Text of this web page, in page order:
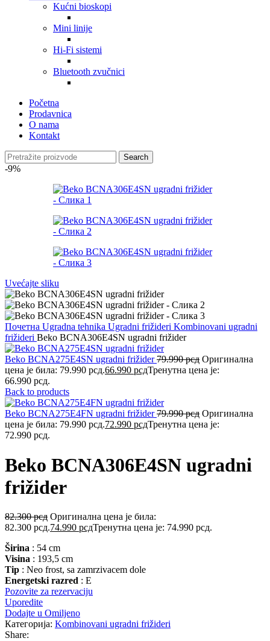
Kućni bioskopi
Mini linije
Hi-Fi sistemi
Bluetooth zvučnici
Početna
Prodavnica
O nama
Kontakt
Search
-9%
Uvećajte sliku
Почетна Ugradna tehnika Ugradni frižideri Kombinovani ugradni
frižideri Beko BCNA306E4SN ugradni frižider
Beko BCNA275E4SN ugradni frižider79.990рсд Оригинална
цена је била: 79.990 рсд.66.990 рсдТренутна цена је:
66.990 рсд.
Back to products
Beko BCNA275E4FN ugradni frižider79.990рсд Оригинална
цена је била: 79.990 рсд.72.990 рсдТренутна цена је:
72.990 рсд.
Beko BCNA306E4SN ugradni
frižider
82.300рсд Оригинална цена је била:
82.300 рсд.74.990 рсдТренутна цена је: 74.990 рсд.
Širina : 54 cm
Visina : 193,5 cm
Tip : Neo frost, sa zamrzivacem dole
Energetski razred : E
Pozovite za rezervaciju
Uporedite
Dodajte u Omiljeno
Категорија: Kombinovani ugradni frižideri
Share: